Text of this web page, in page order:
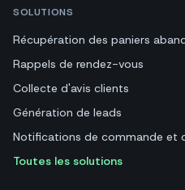
SOLUTIONS
Récupération des paniers
Rappels de rendez-vous
Collecte d'avis clients
Génération de leads
Notifications de commande et
Toutes les solutions